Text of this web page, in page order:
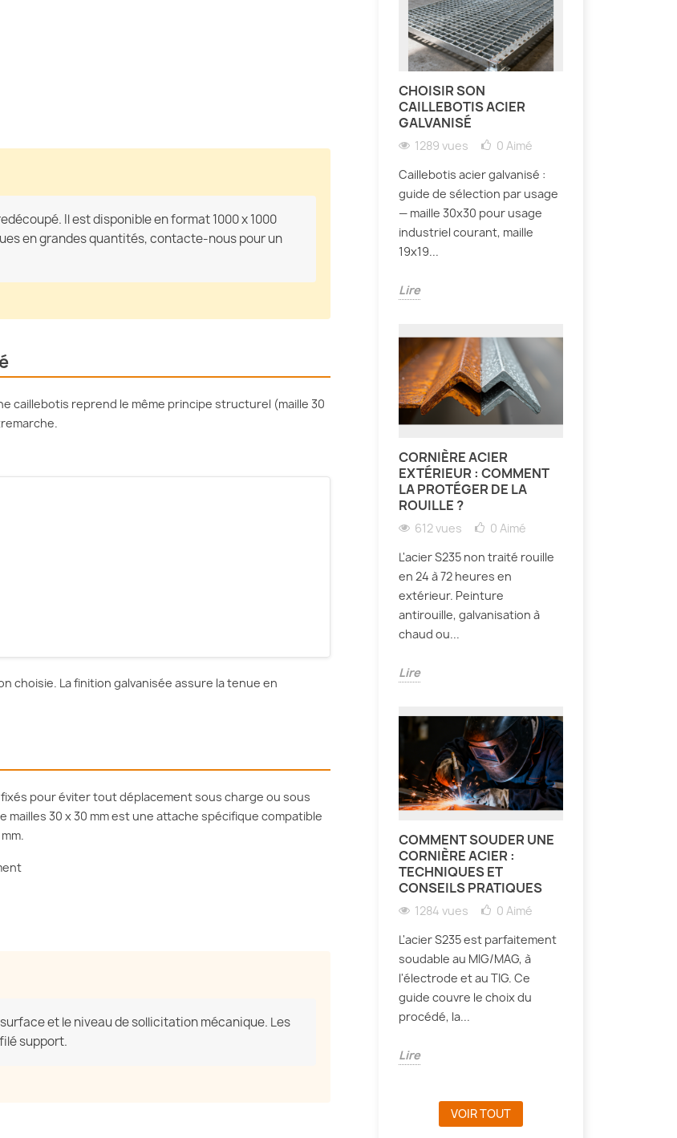
Il est disponible en format 1000 x 1000
en grandes quantités, contacte-nous pour un
caillebotis reprend le même principe structurel (maille 30
choisie. La finition galvanisée assure la tenue en
pour éviter tout déplacement sous charge ou sous
30 x 30 mm est une attache spécifique compatible
et le niveau de sollicitation mécanique. Les
support.
CHOISIR SON
CAILLEBOTIS ACIER
GALVANISÉ
1289 vues 0 Aimé
Caillebotis acier galvanisé :
guide de sélection par usage
— maille 30x30 pour usage
industriel courant, maille
19x19...
Lire
CORNIÈRE ACIER
EXTÉRIEUR : COMMENT
LA PROTÉGER DE LA
ROUILLE ?
612 vues 0 Aimé
L'acier S235 non traité rouille
en 24 à 72 heures en
extérieur. Peinture
antirouille, galvanisation à
chaud ou...
Lire
COMMENT SOUDER UNE
CORNIÈRE ACIER :
TECHNIQUES ET
CONSEILS PRATIQUES
1284 vues 0 Aimé
L'acier S235 est parfaitement
soudable au MIG/MAG, à
l'électrode et au TIG. Ce
guide couvre le choix du
procédé, la...
Lire
VOIR TOUT